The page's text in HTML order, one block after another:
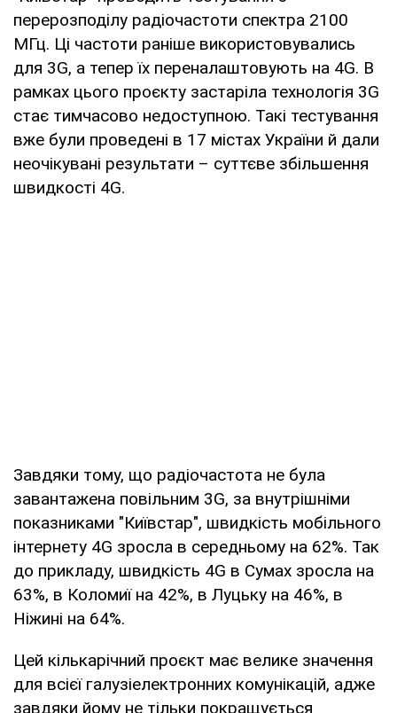
перерозподілу радіочастоти спектра 2100
МГц. Ці частоти раніше використовувались
для 3G, а тепер їх переналаштовують на 4G. В
рамках цього проєкту застаріла технологія 3G
стає тимчасово недоступною. Такі тестування
вже були проведені в 17 містах України й дали
неочікувані результати – суттєве збільшення
швидкості 4G.
Завдяки тому, що радіочастота не була
завантажена повільним 3G, за внутрішніми
показниками "Київстар", швидкість мобільного
інтернету 4G зросла в середньому на 62%. Так
до прикладу, швидкість 4G в Сумах зросла на
63%, в Коломиї на 42%, в Луцьку на 46%, в
Ніжині на 64%.
Цей кількарічний проєкт має велике значення
для всієї галузіелектронних комунікацій, адже
завдяки йому не тільки покращується